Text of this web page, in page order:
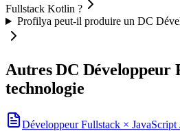
Fullstack Kotlin ?
Profilya peut-il produire un DC
Autres DC Développeur
technologie
Développeur Fullstack ×